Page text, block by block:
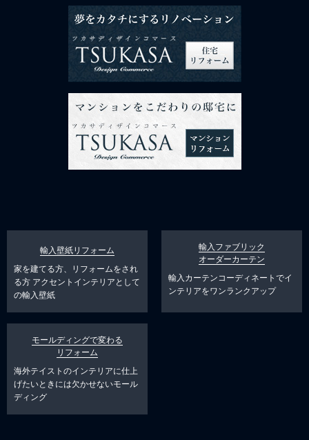
輸入壁紙リフォーム
家を建てる方、リフォームをされ
る方 アクセントインテリアとして
の輸入壁紙
輸入ファブリック
オーダーカーテン
輸入カーテンコーディネートでイ
ンテリアをワンランクアップ
モールディングで変わる
リフォーム
海外テイストのインテリアに仕上
げたいときには欠かせないモール
ディング